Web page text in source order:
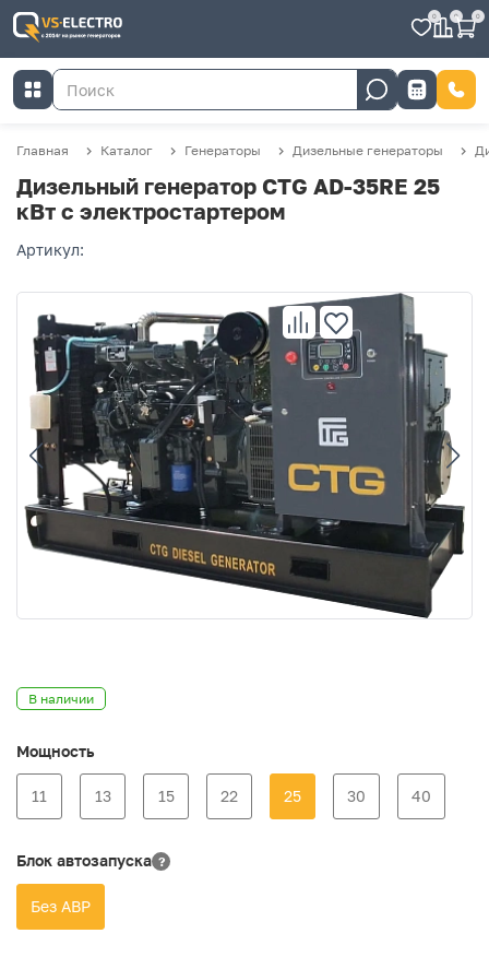
0 0 0
Главная Каталог Генераторы Дизельные генераторы
Дизельный генератор CTG AD-35RE 25
кВт с электростартером
Артикул:
В наличии
Мощность
11 13 15 22 25 30 40
Блок автозапуска ?
Без АВР